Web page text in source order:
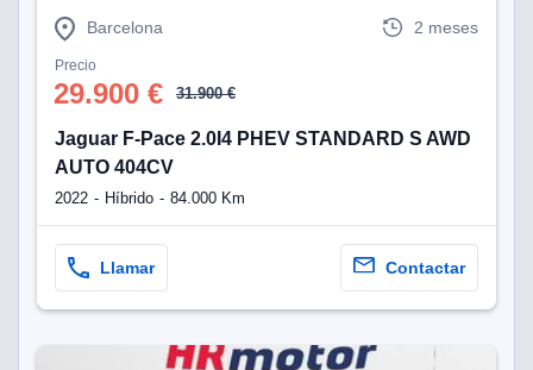
Barcelona 2 meses
Precio
29.900 € 31.900 €
Jaguar F-Pace 2.0I4 PHEV STANDARD S AWD
AUTO 404CV
2022 Híbrido 84.000 Km
Llamar Contactar